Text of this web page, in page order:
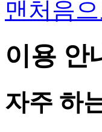
맨처음
이용 안
자주 하